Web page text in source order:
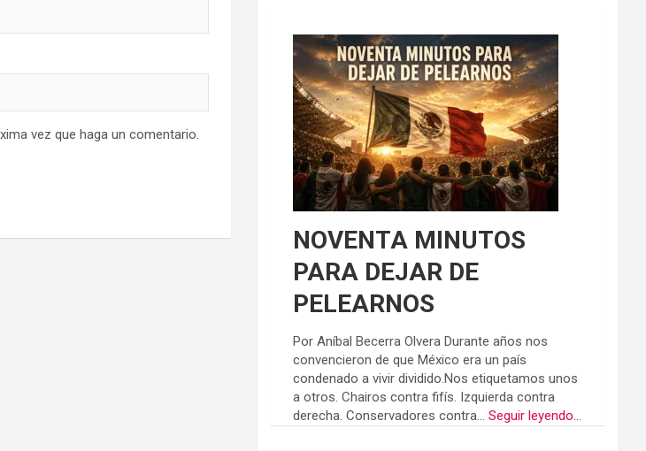
vez que haga un comentario.
NOVENTA MINUTOS
PARA DEJAR DE
PELEARNOS
Por Aníbal Becerra Olvera Durante años nos
convencieron de que México era un país
condenado a vivir dividido.Nos etiquetamos unos
a otros. Chairos contra fifís. Izquierda contra
derecha. Conservadores contra...Seguir leyendo...